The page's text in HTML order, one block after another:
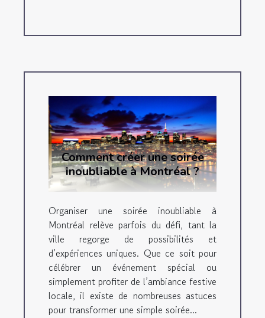
Comment créer une soirée
inoubliable à Montréal ?
Organiser une soirée inoubliable à
Montréal relève parfois du défi, tant la
ville regorge de possibilités et
d’expériences uniques. Que ce soit pour
célébrer un événement spécial ou
simplement profiter de l’ambiance festive
locale, il existe de nombreuses astuces
pour transformer une simple soirée...